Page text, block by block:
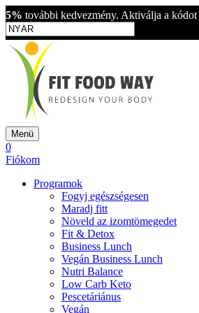
5% további kedvezmény. Aktiválja a kódot
Menü
0
Fiókom
Programok
Fogyj egészségesen
Maradj fitt
Növeld az izomtömegedet
Fit & Detox
Business Lunch
Vegán Business Lunch
Nutri Balance
Low Carb Keto
Pescetáriánus
Vegán